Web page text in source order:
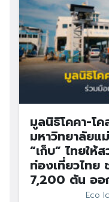
มูลนิธิโคคา-โค
มหาวิทยาลัยแ
“เก็บ” ไทยใ
ท่องเที่ยวไทย
7,200 ตัน ออก
Eco